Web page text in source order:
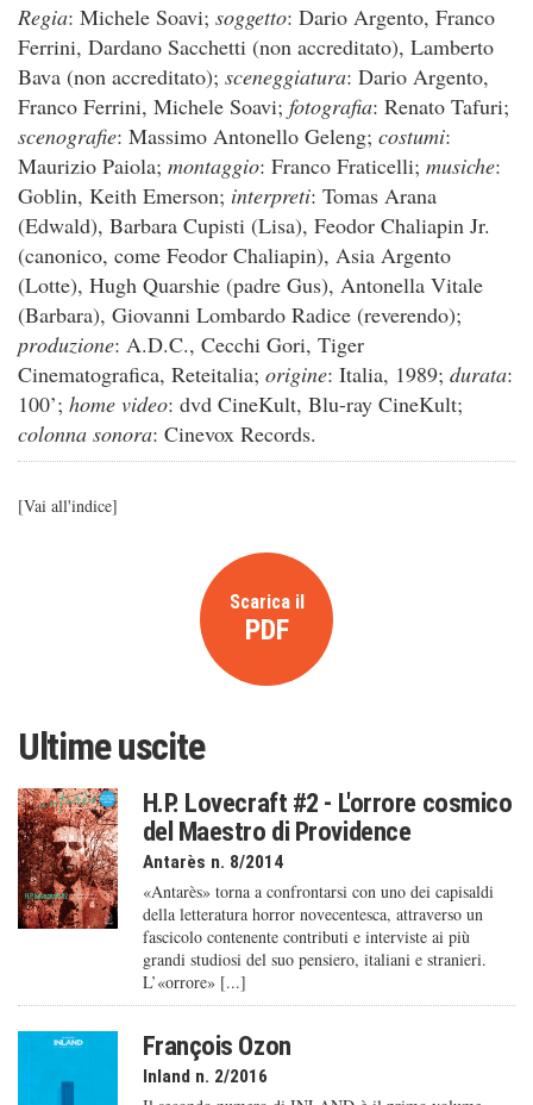
Regia: Michele Soavi; soggetto: Dario Argento, Franco
Ferrini, Dardano Sacchetti (non accreditato), Lamberto
Bava (non accreditato); sceneggiatura: Dario Argento,
Franco Ferrini, Michele Soavi; fotografia: Renato Tafuri;
scenografie: Massimo Antonello Geleng; costumi:
Maurizio Paiola; montaggio: Franco Fraticelli; musiche:
Goblin, Keith Emerson; interpreti: Tomas Arana
(Edwald), Barbara Cupisti (Lisa), Feodor Chaliapin Jr.
(canonico, come Feodor Chaliapin), Asia Argento
(Lotte), Hugh Quarshie (padre Gus), Antonella Vitale
(Barbara), Giovanni Lombardo Radice (reverendo);
produzione: A.D.C., Cecchi Gori, Tiger
Cinematografica, Reteitalia; origine: Italia, 1989; durata:
100’; home video: dvd CineKult, Blu-ray CineKult;
colonna sonora: Cinevox Records.
[Vai all'indice]
Scarica il
PDF
Ultime uscite
H.P. Lovecraft #2 - L'orrore cosmico
del Maestro di Providence
Antarès n. 8/2014
«Antarès» torna a confrontarsi con uno dei capisaldi
della letteratura horror novecentesca, attraverso un
fascicolo contenente contributi e interviste ai più
grandi studiosi del suo pensiero, italiani e stranieri.
L’«orrore» [...]
François Ozon
Inland n. 2/2016